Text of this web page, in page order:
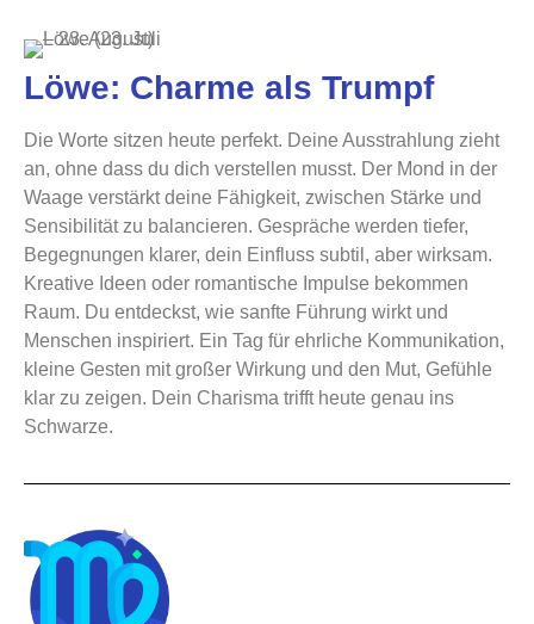
Löwe: Charme als Trumpf
Die Worte sitzen heute perfekt. Deine Ausstrahlung zieht
an, ohne dass du dich verstellen musst. Der Mond in der
Waage verstärkt deine Fähigkeit, zwischen Stärke und
Sensibilität zu balancieren. Gespräche werden tiefer,
Begegnungen klarer, dein Einfluss subtil, aber wirksam.
Kreative Ideen oder romantische Impulse bekommen
Raum. Du entdeckst, wie sanfte Führung wirkt und
Menschen inspiriert. Ein Tag für ehrliche Kommunikation,
kleine Gesten mit großer Wirkung und den Mut, Gefühle
klar zu zeigen. Dein Charisma trifft heute genau ins
Schwarze.